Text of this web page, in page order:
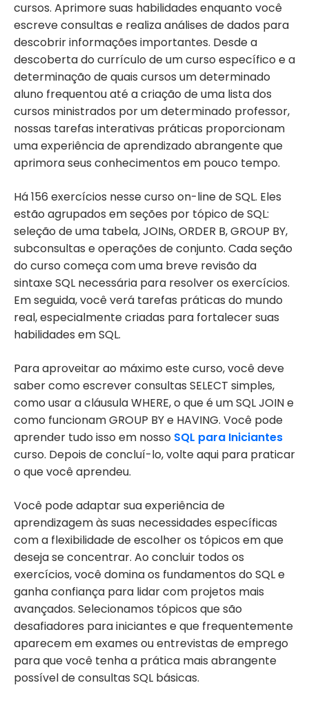
cursos. Aprimore suas habilidades enquanto você
escreve consultas e realiza análises de dados para
descobrir informações importantes. Desde a
descoberta do currículo de um curso específico e a
determinação de quais cursos um determinado
aluno frequentou até a criação de uma lista dos
cursos ministrados por um determinado professor,
nossas tarefas interativas práticas proporcionam
uma experiência de aprendizado abrangente que
aprimora seus conhecimentos em pouco tempo.
Há 156 exercícios nesse curso on-line de SQL. Eles
estão agrupados em seções por tópico de SQL:
seleção de uma tabela, JOINs, ORDER B, GROUP BY,
subconsultas e operações de conjunto. Cada seção
do curso começa com uma breve revisão da
sintaxe SQL necessária para resolver os exercícios.
Em seguida, você verá tarefas práticas do mundo
real, especialmente criadas para fortalecer suas
habilidades em SQL.
Para aproveitar ao máximo este curso, você deve
saber como escrever consultas SELECT simples,
como usar a cláusula WHERE, o que é um SQL JOIN e
como funcionam GROUP BY e HAVING. Você pode
aprender tudo isso em nosso SQL para Iniciantes
curso. Depois de concluí-lo, volte aqui para praticar
o que você aprendeu.
Você pode adaptar sua experiência de
aprendizagem às suas necessidades específicas
com a flexibilidade de escolher os tópicos em que
deseja se concentrar. Ao concluir todos os
exercícios, você domina os fundamentos do SQL e
ganha confiança para lidar com projetos mais
avançados. Selecionamos tópicos que são
desafiadores para iniciantes e que frequentemente
aparecem em exames ou entrevistas de emprego
para que você tenha a prática mais abrangente
possível de consultas SQL básicas.